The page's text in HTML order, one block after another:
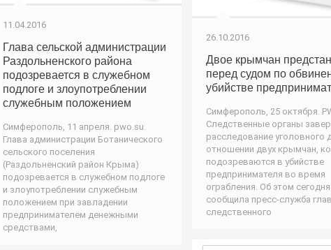
11.04.2016
Глава сельской администрации
Раздольненского района
подозревается в служебном
подлоге и злоупотреблении
служебным положением
Симферополь, 11 апреля. pwo.su.
Глава администрации Ботанического
сельского поселения
(Раздольненский район Крыма)
подозревается в служебном подлоге
и злоупотреблении служебным
положением при завладении
предпринимателем денежными
средствами,
26.10.2016
Двое крымчан
перед судом по
убийстве
Симферополь, 25 октября.
Следственные органы
расследование уголовного
отношении двух крымчан,
подозреваются в убийстве
предпринимателя во время
ограбления. Об этом сегодня
сообщила пресс-служба
следственного